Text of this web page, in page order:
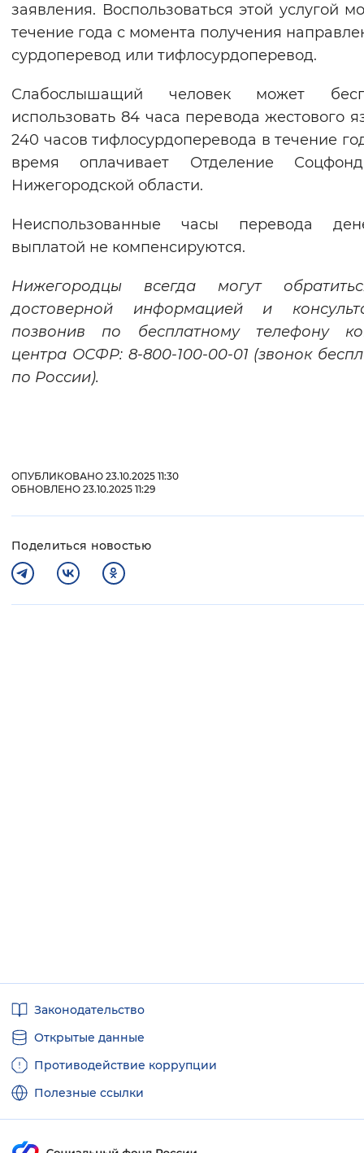
заявления. Воспользоваться этой услугой
течение года с момента получения
сурдоперевод или тифлосурдоперевод.
Слабослышащий человек может
использовать 84 часа перевода жестового
240 часов тифлосурдоперевода в течение
время оплачивает Отделение
Нижегородской области.
Неиспользованные часы перевода
выплатой не компенсируются.
Нижегородцы всегда могут
достоверной информацией и
позвонив по бесплатному телефону
центра ОСФР: 8-800-100-00-01 (звонок
по России).
ОПУБЛИКОВАНО 23.10.2025 11:30
ОБНОВЛЕНО 23.10.2025 11:29
Поделиться новостью
ссылкиЗаконодательство
Открытые данные
Противодействие коррупции
Полезные ссылки